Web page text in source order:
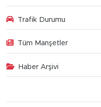
Trafik Durumu
Tüm Manşetler
Haber Arşivi